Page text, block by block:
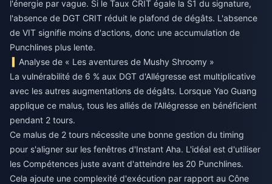
l'énergie par vague. Si le Taux CRIT égale la S1 du signature,
l'absence de DGT CRIT réduit le plafond de dégâts. L'absence
de VIT signifie moins d'actions, donc une accumulation de
Punchlines plus lente.
Analyse de « Les aventures de Mushy Shroomy »
La vulnérabilité de 6 % aux DGT d'Allégresse est multiplicative
avec les autres augmentations de dégâts. Lorsque Yao Guang
applique ce malus, tous les alliés de l'Allégresse en bénéficient
pendant 2 tours.
Ce malus de 2 tours nécessite une bonne gestion du timing
pour s'aligner sur les fenêtres d'Instant Aha. L'idéal est d'utiliser
les Compétences juste avant d'atteindre les 20 Punchlines.
Cela ajoute une complexité d'exécution par rapport au Cône